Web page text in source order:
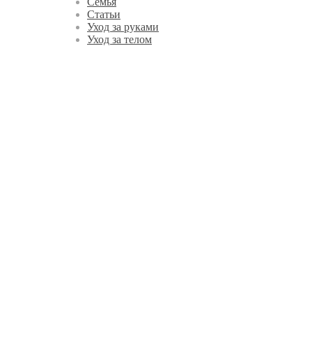
Статьи
Уход за руками
Уход за телом